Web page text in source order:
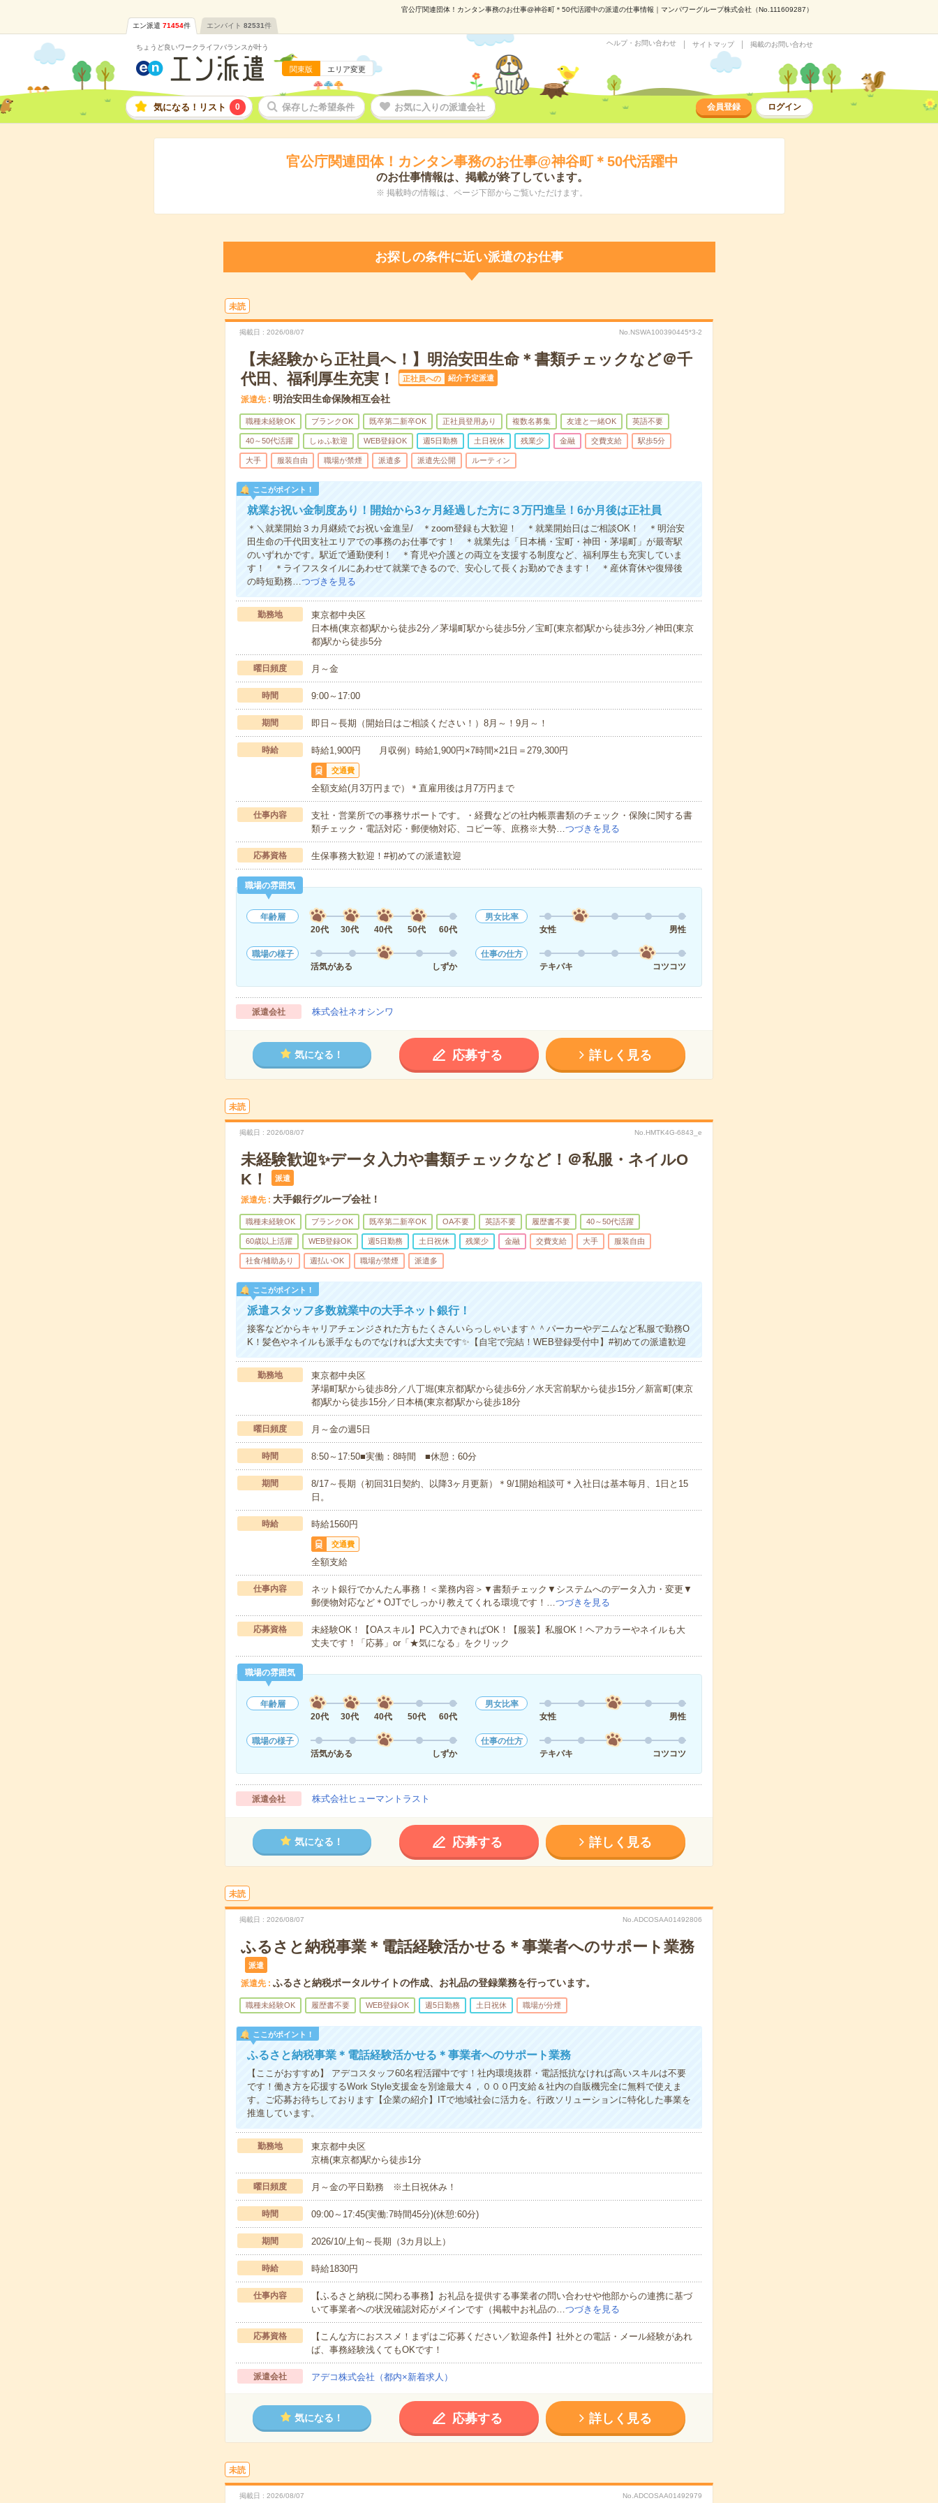
官公庁関連団体！カンタン事務のお仕事@神谷町＊50代活躍中の派遣の仕事情報｜マンパワーグループ株式会社（No.111609287）
エン派遣 71454件 エンバイト 82531件
ちょうど良いワークライフバランスが叶う
関東版 エリア変更
ヘルプ・お問い合わせ サイトマップ 掲載のお問い合わせ
気になる！リスト 0 保存した希望条件 お気に入りの派遣会社 会員登録 ログイン
官公庁関連団体！カンタン事務のお仕事@神谷町＊50代活躍中
のお仕事情報は、掲載が終了しています。
※ 掲載時の情報は、ページ下部からご覧いただけます。
お探しの条件に近い派遣のお仕事
未読
掲載日 2026/08/07 No.NSWA100390445*3-2
【未経験から正社員へ！】明治安田生命＊書類チェックなど＠千
代田、福利厚生充実！
正社員への 紹介予定派遣
派遣先 明治安田生命保険相互会社
職種未経験OK ブランクOK 既卒第二新卒OK 正社員登用あり 複数名募集 友達と一緒OK 英語不要
40～50代活躍 しゅふ歓迎 WEB登録OK 週5日勤務 土日祝休 残業少 金融 交費支給 駅歩5分
大手 服装自由 職場が禁煙 派遣多 派遣先公開 ルーティン
ここがポイント！
就業お祝い金制度あり！開始から3ヶ月経過した方に３万円進呈！6か月後は正社員
＊＼就業開始３カ月継続でお祝い金進呈/ ＊zoom登録も大歓迎！ ＊就業開始日はご相談OK！ ＊明治安
田生命の千代田支社エリアでの事務のお仕事です！ ＊就業先は「日本橋・宝町・神田・茅場町」が最寄駅
のいずれかです。駅近で通勤便利！ ＊育児や介護との両立を支援する制度など、福利厚生も充実していま
す！ ＊ライフスタイルにあわせて就業できるので、安心して長くお勤めできます！ ＊産休育休や復帰後
の時短勤務…つづきを見る
勤務地
東京都中央区
日本橋(東京都)駅から徒歩2分／茅場町駅から徒歩5分／宝町(東京都)駅から徒歩3分／神田(東京
都)駅から徒歩5分
曜日頻度 月～金
時間 9:00～17:00
期間 即日～長期（開始日はご相談ください！）8月～！9月～！
時給 時給1,900円 月収例）時給1,900円×7時間×21日＝279,300円
交通費
全額支給(月3万円まで）＊直雇用後は月7万円まで
仕事内容
支社・営業所での事務サポートです。・経費などの社内帳票書類のチェック・保険に関する書
類チェック・電話対応・郵便物対応、コピー等、庶務※大勢…つづきを見る
応募資格 生保事務大歓迎！#初めての派遣歓迎
職場の雰囲気
年齢層
20代
30代 40代 50代 60代
男女比率
女性
男性
職場の様子
活気がある
しずか
仕事の仕方
テキパキ
コツコツ
派遣会社 株式会社ネオシンワ
気になる！ 応募する 詳しく見る
未読
掲載日 2026/08/07 No.HMTK4G-6843_e
未経験歓迎✨データ入力や書類チェックなど！＠私服・ネイルO
K！
派遣
派遣先 大手銀行グループ会社！
職種未経験OK ブランクOK 既卒第二新卒OK OA不要 英語不要 履歴書不要 40～50代活躍
60歳以上活躍 WEB登録OK 週5日勤務 土日祝休 残業少 金融 交費支給 大手 服装自由
社食/補助あり 週払いOK 職場が禁煙 派遣多
ここがポイント！
派遣スタッフ多数就業中の大手ネット銀行！
接客などからキャリアチェンジされた方もたくさんいらっしゃいます＾＾パーカーやデニムなど私服で勤務O
K！髪色やネイルも派手なものでなければ大丈夫です✨【自宅で完結！WEB登録受付中】#初めての派遣歓迎
勤務地
東京都中央区
茅場町駅から徒歩8分／八丁堀(東京都)駅から徒歩6分／水天宮前駅から徒歩15分／新富町(東京
都)駅から徒歩15分／日本橋(東京都)駅から徒歩18分
曜日頻度 月～金の週5日
時間 8:50～17:50■実働：8時間 ■休憩：60分
期間
8/17～長期（初回31日契約、以降3ヶ月更新）＊9/1開始相談可＊入社日は基本毎月、1日と15
日。
時給 時給1560円
交通費
全額支給
仕事内容
ネット銀行でかんたん事務！＜業務内容＞▼書類チェック▼システムへのデータ入力・変更▼
郵便物対応など＊OJTでしっかり教えてくれる環境です！…つづきを見る
応募資格
未経験OK！【OAスキル】PC入力できればOK！【服装】私服OK！ヘアカラーやネイルも大
丈夫です！「応募」or「★気になる」をクリック
職場の雰囲気
年齢層
20代
30代 40代 50代 60代
男女比率
女性
男性
職場の様子
活気がある
しずか
仕事の仕方
テキパキ
コツコツ
派遣会社 株式会社ヒューマントラスト
気になる！ 応募する 詳しく見る
未読
掲載日 2026/08/07 No.ADCOSAA01492806
ふるさと納税事業＊電話経験活かせる＊事業者へのサポート業務
派遣
派遣先 ふるさと納税ポータルサイトの作成、お礼品の登録業務を行っています。
職種未経験OK 履歴書不要 WEB登録OK 週5日勤務 土日祝休 職場が分煙
ここがポイント！
ふるさと納税事業＊電話経験活かせる＊事業者へのサポート業務
【ここがおすすめ】 アデコスタッフ60名程活躍中です！社内環境抜群・電話抵抗なければ高いスキルは不要
です！働き方を応援するWork Style支援金を別途最大４，０００円支給＆社内の自販機完全に無料で使えま
す。ご応募お待ちしております【企業の紹介】ITで地域社会に活力を。行政ソリューションに特化した事業を
推進しています。
勤務地
東京都中央区
京橋(東京都)駅から徒歩1分
曜日頻度 月～金の平日勤務 ※土日祝休み！
時間 09:00～17:45(実働:7時間45分)(休憩:60分)
期間 2026/10/上旬～長期（3カ月以上）
時給 時給1830円
仕事内容
【ふるさと納税に関わる事務】お礼品を提供する事業者の問い合わせや他部からの連携に基づ
いて事業者への状況確認対応がメインです（掲載中お礼品の…つづきを見る
応募資格
【こんな方におススメ！まずはご応募ください／歓迎条件】社外との電話・メール経験があれ
ば、事務経験浅くてもOKです！
派遣会社 アデコ株式会社（都内×新着求人）
気になる！ 応募する 詳しく見る
未読
掲載日 2026/08/07 No.ADCOSAA01492979